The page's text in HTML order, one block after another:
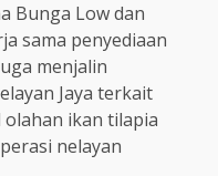
Bunga Low dan
sama penyediaan
menjalin
Jaya terkait
ikan tilapia
nelayan